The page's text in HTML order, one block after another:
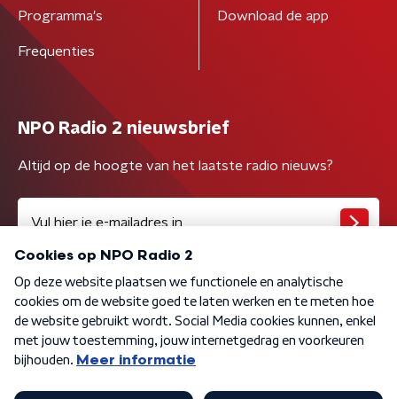
Programma's
Frequenties
Download de app
NPO Radio 2 nieuwsbrief
Altijd op de hoogte van het laatste radio nieuws?
Algemene voorwaarden